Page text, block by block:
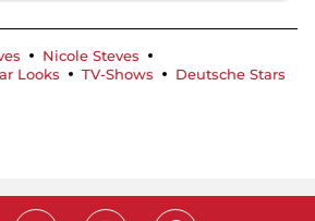
Nicole Steves
Looks TV-Shows Deutsche Stars